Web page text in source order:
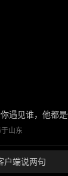
遇见谁，他都
山东
户端说两句